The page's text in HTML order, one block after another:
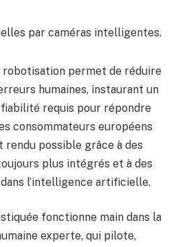
par caméras intelligentes.
permet de réduire
humaines, instaurant un
requis pour répondre
consommateurs européens
rendu possible grâce à des
plus intégrés et à des
l’intelligence artificielle.
fonctionne main dans la
experte, qui pilote,